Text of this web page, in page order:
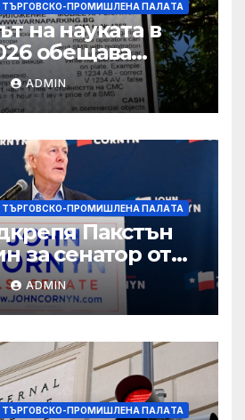
ТЪРГОВСКО-ПРОМИШЛЕНА ПАЛAТА
на науката в
обещава
научно-
иновации
ADMIN
ТЪРГОВСКО-ПРОМИШЛЕНА ПАЛAТА
Пакстън
за сенатор от
ADMIN
ТЪРГОВСКО-ПРОМИШЛЕНА ПАЛAТА